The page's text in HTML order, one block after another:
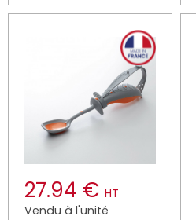
27.94 € HT
Vendu à l'unité